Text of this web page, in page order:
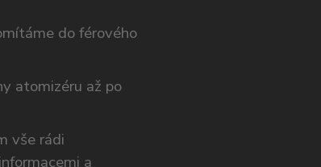
do férového
atomizéru až po
vše rádi
a